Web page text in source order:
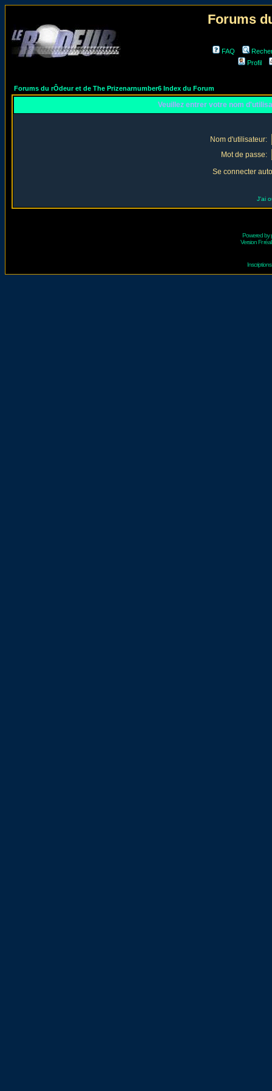
Forums
FAQ
Profil
Forums du rÔdeur et de The Prizenarnumber6 Index du Forum
Veuillez entrer votre nom
Nom d'utilisateur:
Mot de passe:
Se connecter
J'ai
Powered by
Version Fr